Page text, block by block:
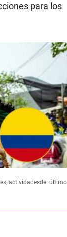
para los
actividadesdel último